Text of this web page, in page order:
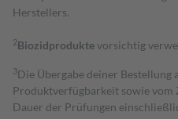
Herstellers.
2Biozidproduktevorsichtig
3Die Übergabe deiner Bestellung
Produktverfügbarkeit sowie vom
Dauer der Prüfungen